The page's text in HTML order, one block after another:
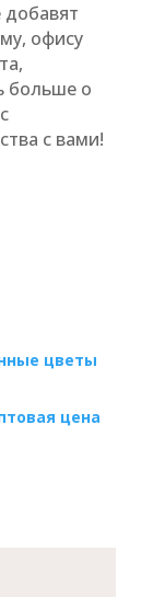
добавят
офису
больше о
с вами!
цветы
цена